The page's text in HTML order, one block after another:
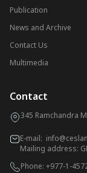
Publication
News and Archive
Contact Us
Multimedia
Contact
345 Ramchandra
E-mail:
Mailing address:
Phone: +977-1-